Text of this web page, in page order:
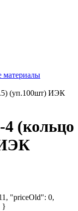
материалы
(уп.100шт) ИЭК
(кольцо
"priceOld": 0,
}